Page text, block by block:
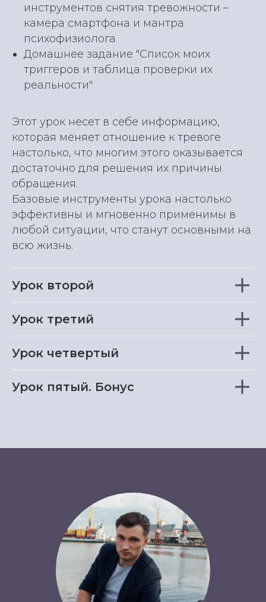
инструментов снятия тревожности –
камера смартфона и мантра
психофизиолога
Домашнее задание "Список моих
триггеров и таблица проверки их
реальности"
Этот урок несет в себе информацию,
которая меняет отношение к тревоге
настолько, что многим этого оказывается
достаточно для решения их причины
обращения.
Базовые инструменты урока настолько
эффективны и мгновенно применимы в
любой ситуации, что станут основными на
всю жизнь.
Урок второй
Урок третий
Урок четвертый
Урок пятый. Бонус